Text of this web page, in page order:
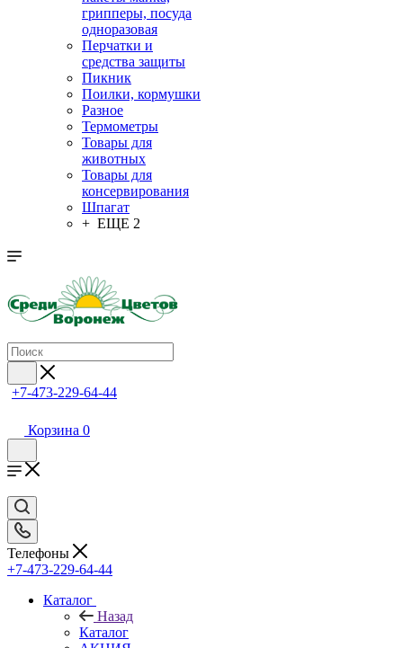
грипперы, посуда
одноразовая
Перчатки и
средства защиты
Пикник
Поилки, кормушки
Разное
Термометры
Товары для
животных
Товары для
консервирования
Шпагат
+ ЕЩЕ 2
+7-473-229-64-44
Корзина 0
Телефоны
+7-473-229-64-44
Каталог
Назад
Каталог